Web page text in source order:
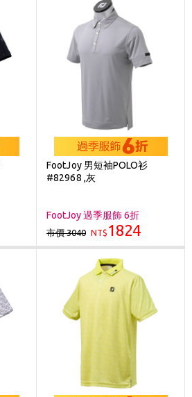
FootJoy 男短袖POLO衫
#82968 ,灰
FootJoy 過季服飾 6折
市價 3040 NT$ 1824